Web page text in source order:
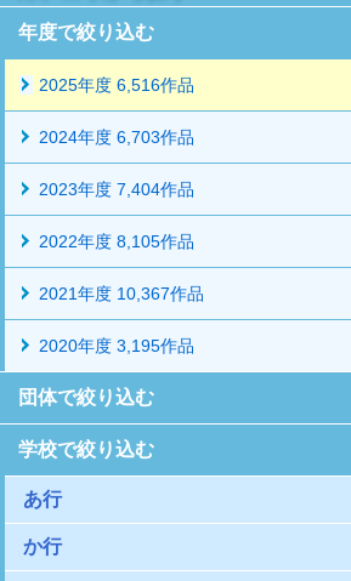
年度で絞り込む
2025年度 6,516作品
2024年度 6,703作品
2023年度 7,404作品
2022年度 8,105作品
2021年度 10,367作品
2020年度 3,195作品
団体で絞り込む
学校で絞り込む
あ行
か行